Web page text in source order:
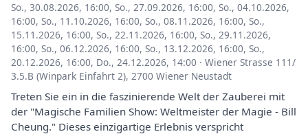
So., 30.08.2026, 16:00, So., 27.09.2026, 16:00, So., 04.10.2026,
16:00, So., 11.10.2026, 16:00, So., 08.11.2026, 16:00, So.,
15.11.2026, 16:00, So., 22.11.2026, 16:00, So., 29.11.2026,
16:00, So., 06.12.2026, 16:00, So., 13.12.2026, 16:00, So.,
20.12.2026, 16:00, Do., 24.12.2026, 14:00 · Wiener Strasse 111/
3.5.B (Winpark Einfahrt 2), 2700 Wiener Neustadt
Treten Sie ein in die faszinierende Welt der Zauberei mit
der "Magische Familien Show: Weltmeister der Magie - Bill
Cheung." Dieses einzigartige Erlebnis verspricht